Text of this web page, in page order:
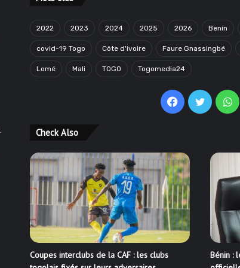
2022 2023 2024 2025 2026 Benin
covid-19 Togo Côte d'ivoire Faure Gnassingbé
Lomé Mali TOGO Togomedia24
Facebook
Twitter
Check Also
Coupes interclubs de la CAF : les clubs
Bénin :